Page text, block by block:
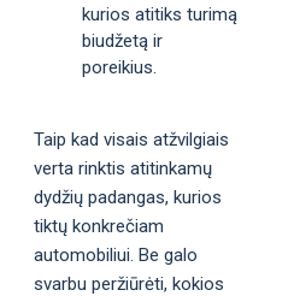
kurios atitiks turimą
biudžetą ir
poreikius.
Taip kad visais atžvilgiais
verta rinktis atitinkamų
dydžių padangas, kurios
tiktų konkrečiam
automobiliui. Be galo
svarbu peržiūrėti, kokios